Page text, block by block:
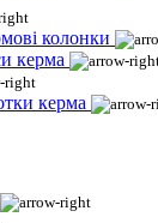
колонки
керма
керма